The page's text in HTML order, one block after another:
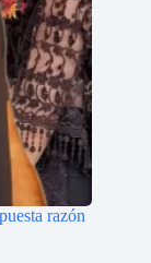
razón